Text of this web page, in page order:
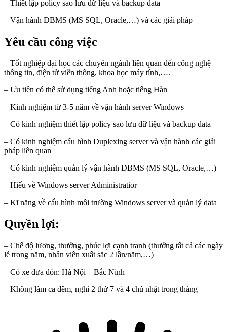
– Thiết lập policy sao lưu dữ liệu và backup data
– Vận hành DBMS (MS SQL, Oracle,…) và các giải pháp
Yêu cầu công việc
– Tốt nghiệp đại học các chuyên ngành liên quan đến công nghệ
thông tin, điện tử viễn thông, khoa học máy tính,….
– Ưu tiên có thể sử dụng tiếng Anh hoặc tiếng Hàn
– Kinh nghiệm từ 3-5 năm về vận hành server Windows
– Có kinh nghiệm thiết lập policy sao lưu dữ liệu và backup data
– Có kinh nghiệm cấu hình Duplexing server và vận hành các giải
pháp liên quan
– Có kinh nghiệm quản lý vận hành DBMS (MS SQL, Oracle,…)
– Hiểu về Windows server Administratior
– Kĩ năng về cấu hình môi trường Windows server và quản lý data
Quyền lợi:
– Chế độ lương, thưởng, phúc lợi cạnh tranh (thưởng tất cả các ngày
lễ trong năm, nhân viên xuất sắc 2 lần/năm,…)
– Có xe đưa đón: Hà Nội – Bắc Ninh
– Không làm ca đêm, nghỉ 2 thứ 7 và 4 chủ nhật trong tháng